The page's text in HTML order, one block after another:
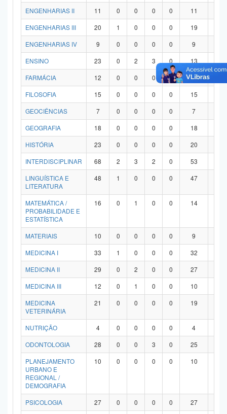
ENGENHARIAS II
11 0 0 0 0 11
ENGENHARIAS III
20 1 0 0 0 19
ENGENHARIAS IV
9 0 0 0 0 9
ENSINO
23 0 2 3 0 13
FARMÁCIA
12 0 0 0 0 12
FILOSOFIA
15 0 0 0 0 15
GEOCIÊNCIAS
7 0 0 0 0 7
GEOGRAFIA
18 0 0 0 0 18
HISTÓRIA
23 0 0 0 0 20
INTERDISCIPLINAR
68 2 3 2 0 53
LINGUÍSTICA E
LITERATURA
48 1 0 0 0 47
MATEMÁTICA /
PROBABILIDADE E
ESTATÍSTICA
16 0 1 0 0 14
MATERIAIS 10 0 0 0 0 9
MEDICINA I
33 1 0 0 0 32
MEDICINA II
29 0 2 0 0 27
MEDICINA III
12 0 1 0 0 10
MEDICINA
VETERINÁRIA
21 0 0 0 0 19
NUTRIÇÃO 4 0 0 0 0 4
ODONTOLOGIA
28 0 0 3 0 25
PLANEJAMENTO
URBANO E
REGIONAL /
DEMOGRAFIA
10 0 0 0 0 10
PSICOLOGIA 27 0 0 0 0 27